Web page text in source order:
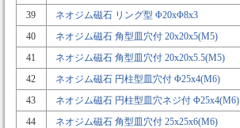
39
ネオジム磁石 リング型 Φ20xΦ8x3
40
ネオジム磁石 角型皿穴付 20x20x5(M5)
41
ネオジム磁石 角型皿穴付 20x20x5.5(M5)
42
ネオジム磁石 円柱型皿穴付 Φ25x4(M6)
43
ネオジム磁石 円柱型皿穴ネジ付 Φ25x4(M6)
44
ネオジム磁石 角型皿穴付 25x25x6(M6)